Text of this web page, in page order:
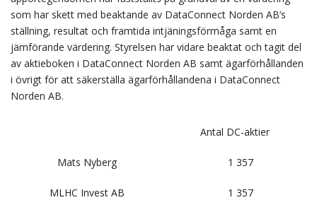
som har skett med beaktande av DataConnect Norden AB’s
ställning, resultat och framtida intjäningsförmåga samt en
jämförande värdering. Styrelsen har vidare beaktat och tagit del
av aktieboken i DataConnect Norden AB samt ägarförhållanden
i övrigt för att säkerställa ägarförhållandena i DataConnect
Norden AB.
Antal DC-aktier
Mats Nyberg 1 357
MLHC Invest AB 1 357